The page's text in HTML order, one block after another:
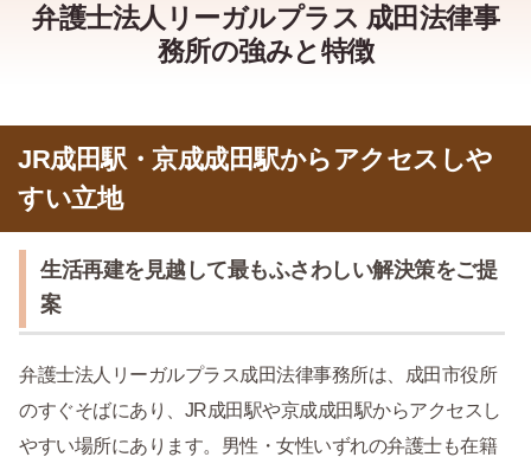
弁護士法人リーガルプラス 成田法律事
務所の強みと特徴
JR成田駅・京成成田駅からアクセスしや
すい立地
生活再建を見越して最もふさわしい解決策をご提
案
弁護士法人リーガルプラス成田法律事務所は、成田市役所
のすぐそばにあり、JR成田駅や京成成田駅からアクセスし
やすい場所にあります。男性・女性いずれの弁護士も在籍